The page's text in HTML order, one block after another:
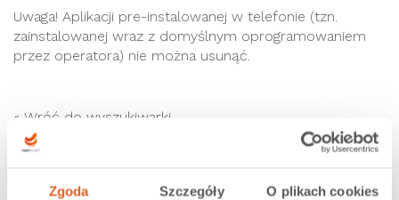
Zgoda Szczegóły O plikach cookies
Uwaga! Aplikacji pre-instalowanej w telefonie (tzn.
zainstalowanej wraz z domyślnym oprogramowaniem
przez operatora) nie można usunąć.
« Wróć do wyszukiwarki